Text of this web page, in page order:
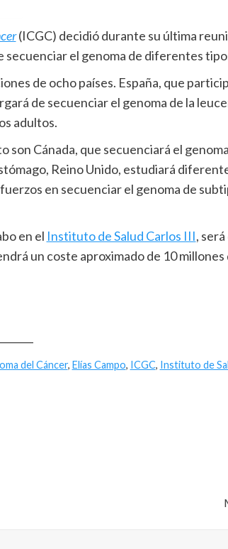
(ICGC) decidió durante su última
el genoma de diferentes
de ocho países. España, que
de secuenciar el genoma de la
adultos.
Cánada, que secuenciará el
Reino Unido, estudiará
en secuenciar el genoma de
en el Instituto de Salud Carlos III,
un coste aproximado de 10 millones
del Cáncer, Elías Campo, ICGC, Instituto de